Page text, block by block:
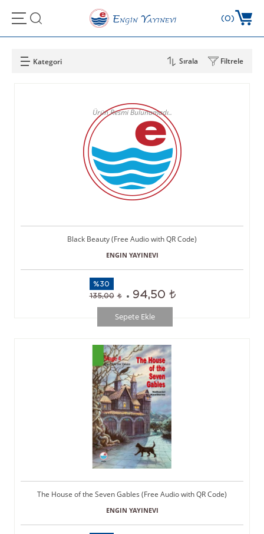
0
Sırala Filtrele
Sepete Ekle
Black Beauty (Free Audio with QR Code)
ENGIN YAYINEVI
%30
135,00
94,50
The House of the Seven Gables (Free Audio with QR Code)
ENGIN YAYINEVI